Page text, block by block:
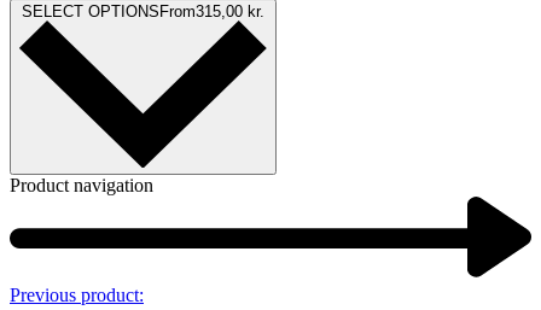
SELECT OPTIONS From315,00 kr.
Product navigation
Previous product: